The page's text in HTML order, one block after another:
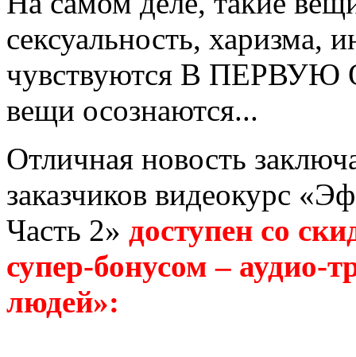
сексуальность, харизма,
чувствуются В ПЕРВУЮ
вещи осознаются...
Отличная новость
заказчиков видеокурс
Часть 2» доступен со
супер-бонусом – аудио-
людей»: